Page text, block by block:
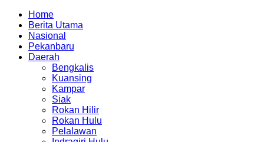
Home
Berita Utama
Nasional
Pekanbaru
Daerah
Bengkalis
Kuansing
Kampar
Siak
Rokan Hilir
Rokan Hulu
Pelalawan